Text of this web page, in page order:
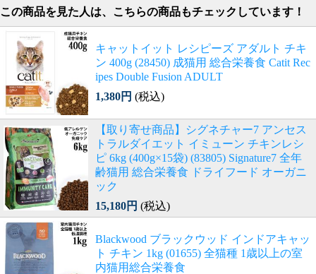
この商品を見た人は、こちらの商品もチェックしています！
キャットイット レシピーズ アダルト チキ
ン 400g (28450) 成猫用 総合栄養食 Catit Rec
ipes Double Fusion ADULT
1,380円 (税込)
【取り寄せ商品】シグネチャー7 アンセス
トラルダイエット イミューン チキンレシ
ピ 6kg (400g×15袋) (83805) Signature7 全年
齢猫用 総合栄養食 ドライフード オーガニ
ック
15,180円 (税込)
Blackwood ブラックウッド インドアキャッ
ト チキン 1kg (01655) 全猫種 1歳以上の室
内猫用総合栄養食